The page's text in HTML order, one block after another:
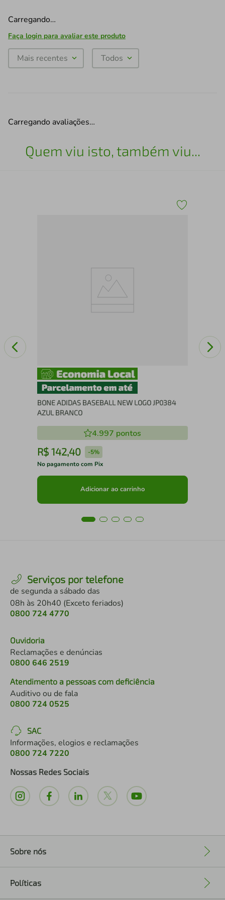
Carregando…
Faça login para avaliar este produto
Mais recentes Todos
Carregando avaliações…
Quem viu isto, também viu...
BONE ADIDAS BASEBALL NEW LOGO JP0384
AZUL BRANCO
4.997 pontos
R$ 142,40 -5%
No pagamento com Pix
Adicionar ao carrinho
Serviços por telefone
de segunda a sábado das
08h às 20h40 (Exceto feriados)
0800 724 4770
Ouvidoria
Reclamações e denúncias
0800 646 2519
Atendimento a pessoas com deficiência
Auditivo ou de fala
0800 724 0525
SAC
Informações, elogios e reclamações
0800 724 7220
Nossas Redes Sociais
Sobre nós
Políticas